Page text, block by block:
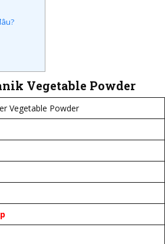
Vegetable Powder
Vegetable Powder